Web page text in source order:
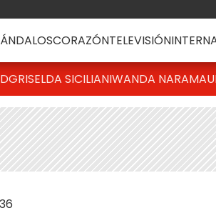
CORAZÓNTELEVISIÓN
GRISELDA SICILIANIWANDA NARA